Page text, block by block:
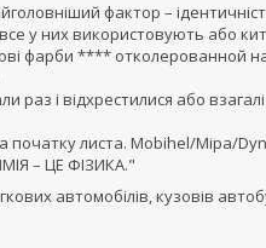
фактор –
у них використовують або
фарби **** отколерованной
раз і відхрестилися або
початку листа. Mobihel/Mipa/
– ЦЕ ФІЗИКА."
автомобілів, кузовів